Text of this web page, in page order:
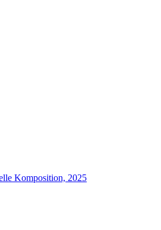
Komposition, 2025